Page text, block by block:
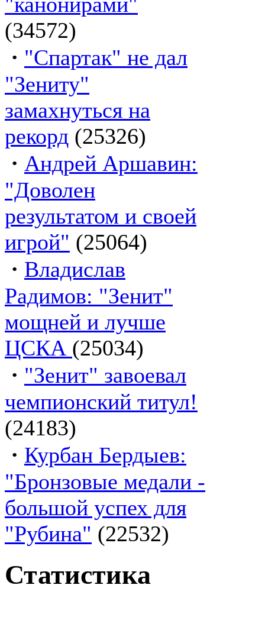
(34572)
· "Спартак" не дал
"Зениту"
замахнуться на
рекорд (25326)
· Андрей Аршавин:
"Доволен
результатом и своей
игрой" (25064)
· Владислав
Радимов: "Зенит"
мощней и лучше
ЦСКА (25034)
· "Зенит" завоевал
чемпионский титул!
(24183)
· Курбан Бердыев:
"Бронзовые медали -
большой успех для
"Рубина" (22532)
Статистика